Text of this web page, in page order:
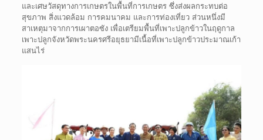
และเศษวัสดุทางการเกษตรในพื้นที่การเกษตร ซึ่งส่งผลกระทบต่อ
สุขภาพ สิ่งแวดล้อม การคมนาคม และการท่องเที่ยว ส่วนหนึ่งมี
สาเหตุมาจากการเผาตอซัง เพื่อเตรียมพื้นที่เพาะปลูกข้าวในฤดูกาล
เพาะปลูกจังหวัดพระนครศรีอยุธยามีเนื้อที่เพาะปลูกข้าวประมาณเก้า
แสนไร่